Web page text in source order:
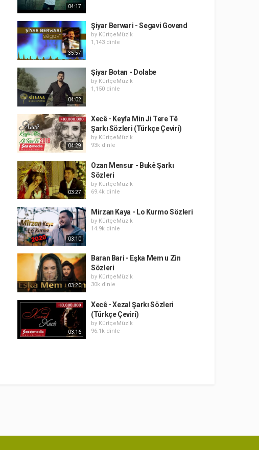
04:17
35:57
Şiyar Berwari - Segavi Govend
by KürtçeMüzik
1,143 dinle
04:02
Şiyar Botan - Dolabe
by KürtçeMüzik
1,150 dinle
04:29
Xecê - Keyfa Min Ji Tere Tê
Şarkı Sözleri (Türkçe Çeviri)
by KürtçeMüzik
93k dinle
03:27
Ozan Mensur - Bukê Şarkı
Sözleri
by KürtçeMüzik
69.4k dinle
03:10
Mirzan Kaya - Lo Kurmo Sözleri
by KürtçeMüzik
14.9k dinle
03:20
Baran Bari - Eşka Mem u Zin
Sözleri
by KürtçeMüzik
30k dinle
03:16
Xecê - Xezal Şarkı Sözleri
(Türkçe Çeviri)
by KürtçeMüzik
96.1k dinle